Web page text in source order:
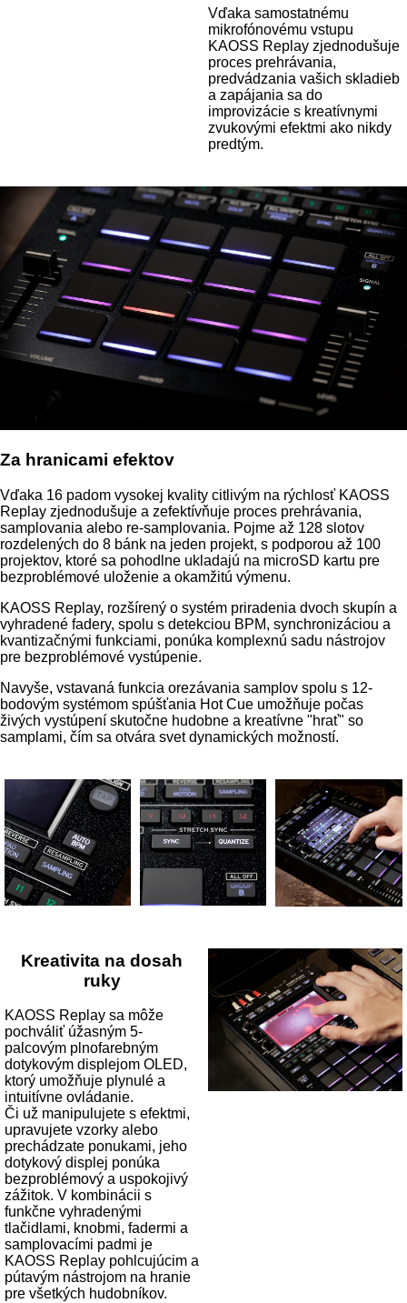
Vďaka samostatnému
mikrofónovému vstupu
KAOSS Replay zjednodušuje
proces prehrávania,
predvádzania vašich skladieb
a zapájania sa do
improvizácie s kreatívnymi
zvukovými efektmi ako nikdy
predtým.
Za hranicami efektov
Vďaka 16 padom vysokej kvality citlivým na rýchlosť KAOSS
Replay zjednodušuje a zefektívňuje proces prehrávania,
samplovania alebo re-samplovania. Pojme až 128 slotov
rozdelených do 8 bánk na jeden projekt, s podporou až 100
projektov, ktoré sa pohodlne ukladajú na microSD kartu pre
bezproblémové uloženie a okamžitú výmenu.
KAOSS Replay, rozšírený o systém priradenia dvoch skupín a
vyhradené fadery, spolu s detekciou BPM, synchronizáciou a
kvantizačnými funkciami, ponúka komplexnú sadu nástrojov
pre bezproblémové vystúpenie.
Navyše, vstavaná funkcia orezávania samplov spolu s 12-
bodovým systémom spúšťania Hot Cue umožňuje počas
živých vystúpení skutočne hudobne a kreatívne "hrať" so
samplami, čím sa otvára svet dynamických možností.
Kreativita na dosah
ruky
KAOSS Replay sa môže
pochváliť úžasným 5-
palcovým plnofarebným
dotykovým displejom OLED,
ktorý umožňuje plynulé a
intuitívne ovládanie.
Či už manipulujete s efektmi,
upravujete vzorky alebo
prechádzate ponukami, jeho
dotykový displej ponúka
bezproblémový a uspokojivý
zážitok. V kombinácii s
funkčne vyhradenými
tlačidlami, knobmi, fadermi a
samplovacími padmi je
KAOSS Replay pohlcujúcim a
pútavým nástrojom na hranie
pre všetkých hudobníkov.